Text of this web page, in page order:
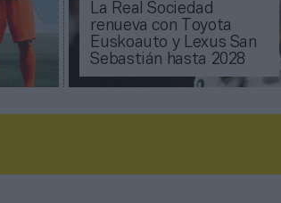
La Real Sociedad
renueva con Toyota
Euskoauto y Lexus San
Sebastián hasta 2028